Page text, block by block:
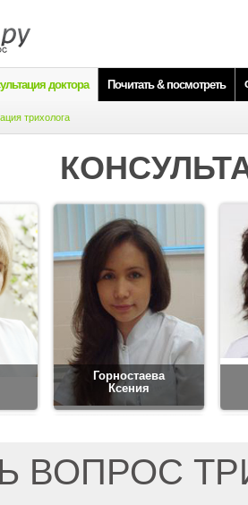
доктора Почитать & посмотреть
трихолога
Горностаева
Ксения
ВОПРОС